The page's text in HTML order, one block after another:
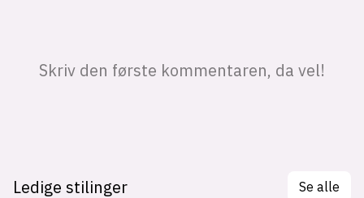
Ledige stilinger Se alle